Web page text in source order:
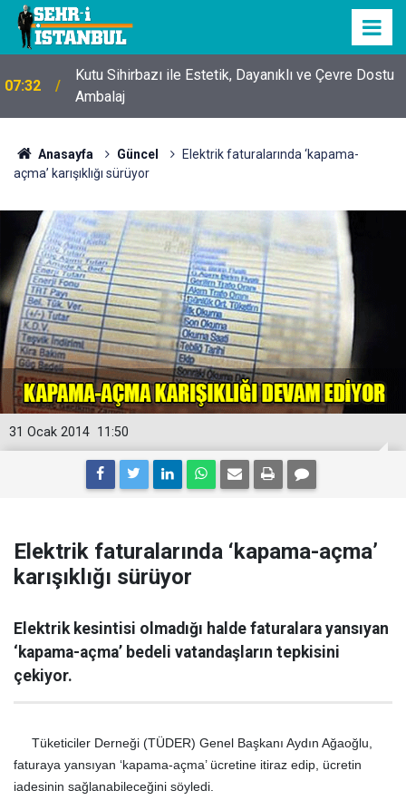
07:32
Kutu Sihirbazı ile Estetik, Dayanıklı ve Çevre Dostu
Ambalaj
Anasayfa Güncel
Elektrik faturalarında ‘kapama-
açma’ karışıklığı sürüyor
11:50
31 Ocak 2014
Elektrik faturalarında ‘kapama-açma’
karışıklığı sürüyor
Elektrik kesintisi olmadığı halde faturalara yansıyan
‘kapama-açma’ bedeli vatandaşların tepkisini
çekiyor.
Tüketiciler Derneği (TÜDER) Genel Başkanı Aydın Ağaoğlu,
faturaya yansıyan ‘kapama-açma’ ücretine itiraz edip, ücretin
iadesinin sağlanabileceğini söyledi.